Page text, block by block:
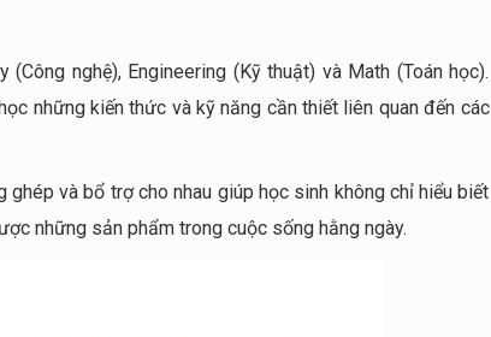
nghệ), Engineering (Kỹ thuật) và Math (Toán học).
những kiến thức và kỹ năng cần thiết liên quan đến các
và bổ trợ cho nhau giúp học sinh không chỉ hiểu biết
những sản phẩm trong cuộc sống hằng ngày.